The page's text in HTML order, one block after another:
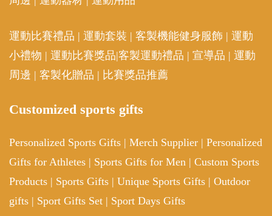
運動比賽禮品 | 運動套裝 | 客製機能健身服飾 | 運動
小禮物 | 運動比賽獎品|客製運動禮品 | 宣導品 | 運動
周邊 | 客製化贈品 | 比賽獎品推薦
Customized sports gifts
Personalized Sports Gifts | Merch Supplier | Personalized
Gifts for Athletes | Sports Gifts for Men | Custom Sports
Products | Sports Gifts | Unique Sports Gifts | Outdoor
gifts | Sport Gifts Set | Sport Days Gifts